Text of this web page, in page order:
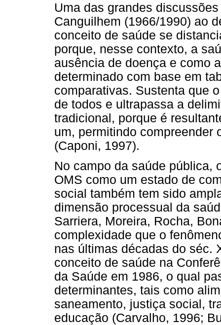
Uma das grandes
Canguilhem (1966/1990) ao
conceito de saúde se
porque, nesse contexto, a
ausência de doença e como
determinado com base em
comparativas. Sustenta que
de todos e ultrapassa a
tradicional, porque é
um, permitindo compreender
(Caponi, 1997).
No campo da saúde pública,
OMS como um estado de
social também tem sido
dimensão processual da
Sarriera, Moreira, Rocha,
complexidade que o
nas últimas décadas do séc.
conceito de saúde na
da Saúde em 1986, o qual
determinantes, tais como
saneamento, justiça social,
educação (Carvalho, 1996;